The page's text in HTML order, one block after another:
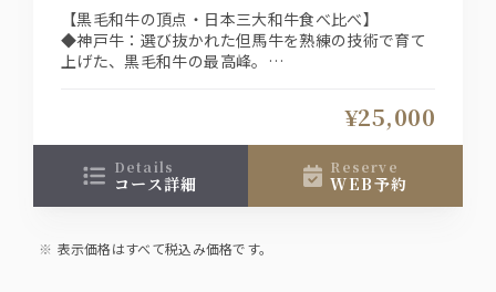
【黒毛和牛の頂点・日本三大和牛食べ比べ】
◆神戸牛：選び抜かれた但馬牛を熟練の技術で育て
上げた、黒毛和牛の最高峰。
◆近江牛：滋賀の豊かな自然と水が育んだ、芸術的
なサシととろけるような上質な脂が特徴。
¥25,000
details
コース詳細
reserve
WEB予約
表示価格はすべて税込み価格です。